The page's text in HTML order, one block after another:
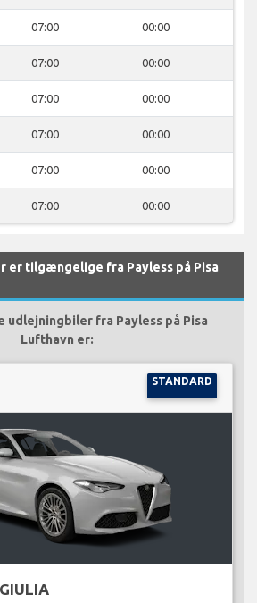
07:00 00:00
07:00 00:00
07:00 00:00
07:00 00:00
07:00 00:00
07:00 00:00
er tilgængelige fra Payless på Pisa
fra Payless på Pisa
Lufthavn er:
STANDARD